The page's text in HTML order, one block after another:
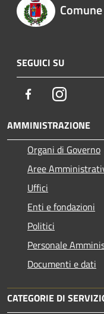
SEGUICI SU
FacebookInstagram
AMMINISTRAZIONE
Organi di Governo
Aree
Uffici
Enti e fondazioni
Politici
Personale
Documenti e dati
CATEGORIE DI